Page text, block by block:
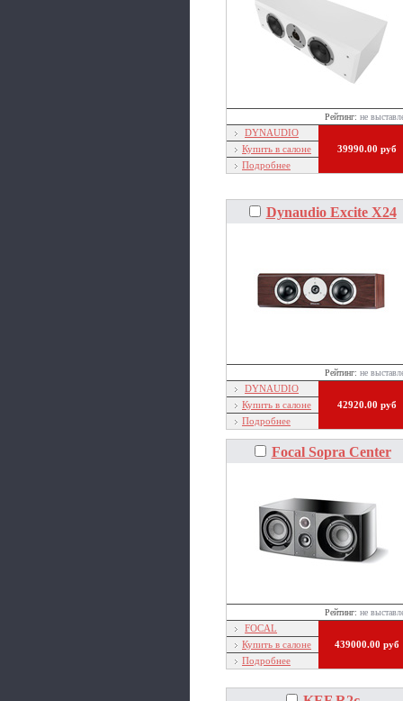
Рейтинг: не
DYNAUDIO
39990.00 руб
Купить в салоне
Подробнее
Dynaudio Excite X24
Рейтинг: не
DYNAUDIO
42920.00 руб
Купить в салоне
Подробнее
Focal Sopra Center
Рейтинг: не
FOCAL
439000.00 руб
Купить в салоне
Подробнее